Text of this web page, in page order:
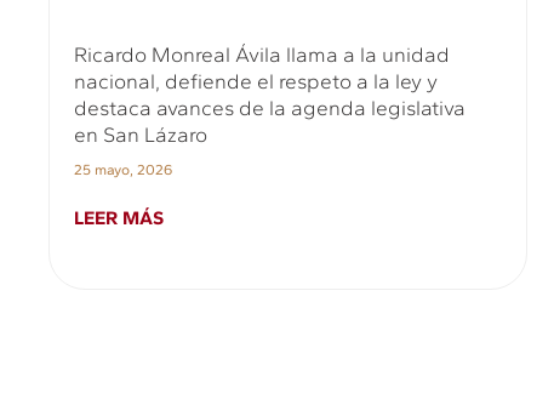
Ricardo Monreal Ávila llama a la unidad
nacional, defiende el respeto a la ley y
destaca avances de la agenda legislativa
en San Lázaro
25 mayo, 2026
LEER MÁS